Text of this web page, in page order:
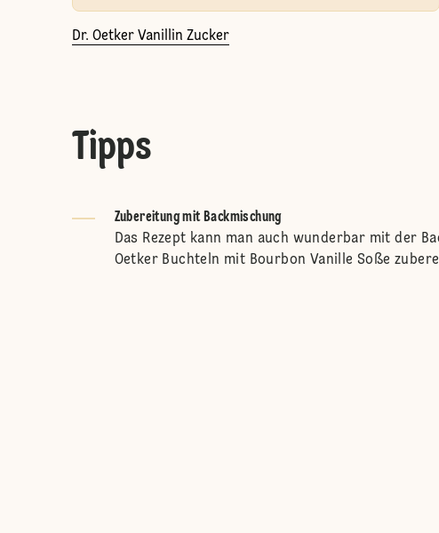
Dr. Oetker Vanillin Zucker
Tipps
Zubereitung mit Backmischung
Das Rezept kann man auch wunderbar mit der
Oetker Buchteln mit Bourbon Vanille Soße